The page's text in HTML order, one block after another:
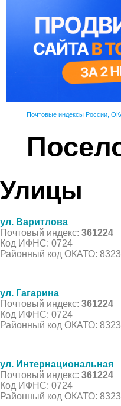
Почтовые индексы России,
Улицы
ул. Варитлова
Почтовый индекс: 361224
Код ИФНС: 0724
Районный код ОКАТО:
ул. Гагарина
Почтовый индекс: 361224
Код ИФНС: 0724
Районный код ОКАТО:
ул. Интернациональная
Почтовый индекс: 361224
Код ИФНС: 0724
Районный код ОКАТО: